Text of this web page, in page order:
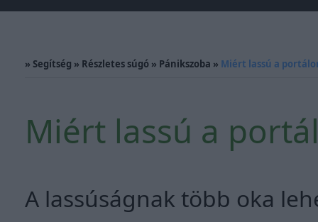
» Segítség » Részletes súgó » Pánikszoba » Miért lassú a
Miért lassú a
A lassúságnak több oka